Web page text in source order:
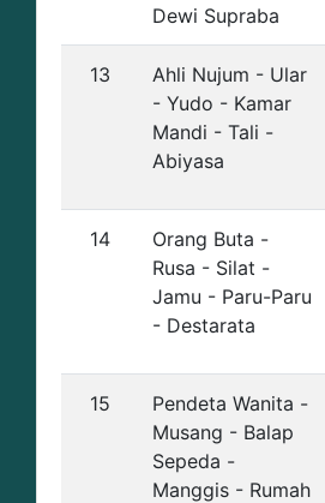
Dewi Supraba
13
Ahli Nujum - Ular
- Yudo - Kamar
Mandi - Tali -
Abiyasa
14
Orang Buta -
Rusa - Silat -
Jamu - Paru-Paru
- Destarata
15
Pendeta Wanita -
Musang - Balap
Sepeda -
Manggis - Rumah